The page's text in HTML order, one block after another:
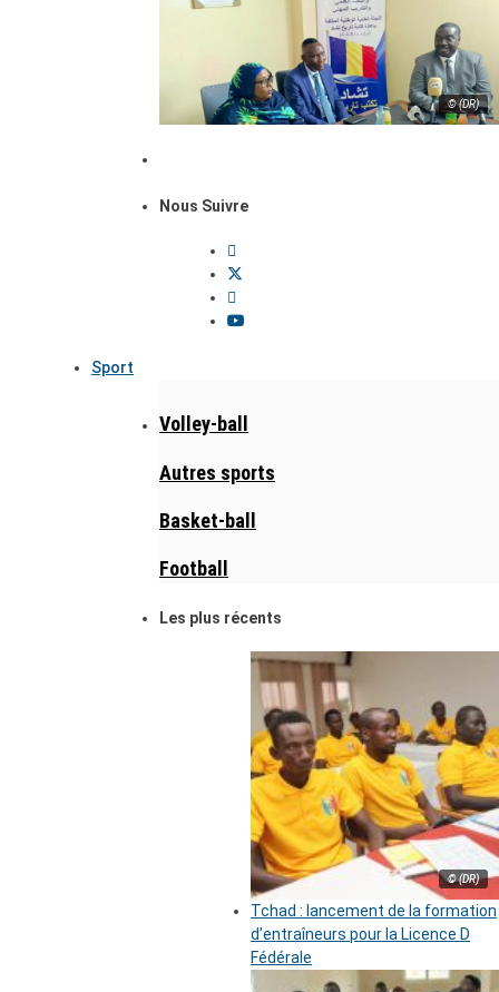
© (DR)
Nous Suivre
Sport
Volley-ball
Autres sports
Basket-ball
Football
Les plus récents
© (DR)
Tchad : lancement de la formation
d’entraîneurs pour la Licence D
Fédérale